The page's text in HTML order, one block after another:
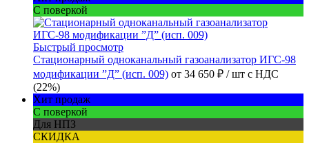
С поверкой
Быстрый просмотр
Стационарный одноканальный газоанализатор ИГС-98
модификации ”Д” (исп. 009) от 34 650 ₽ / шт с НДС
(22%)
Хит продаж
С поверкой
Для НПЗ
СКИДКА